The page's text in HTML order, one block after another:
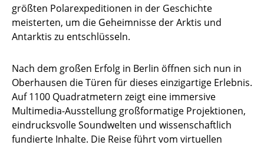
größten Polarexpeditionen in der Geschichte
meisterten, um die Geheimnisse der Arktis und
Antarktis zu entschlüsseln.
Nach dem großen Erfolg in Berlin öffnen sich nun in
Oberhausen die Türen für dieses einzigartige Erlebnis.
Auf 1100 Quadratmetern zeigt eine immersive
Multimedia-Ausstellung großformatige Projektionen,
eindrucksvolle Soundwelten und wissenschaftlich
fundierte Inhalte. Die Reise führt vom virtuellen